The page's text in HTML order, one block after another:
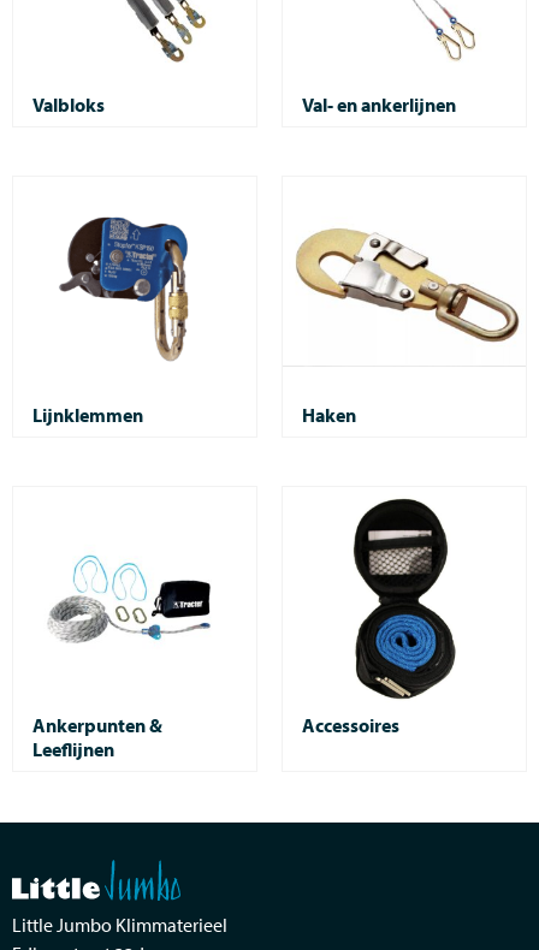
Valbloks Val- en ankerlijnen
Lijnklemmen Haken
Ankerpunten &
Leeflijnen
Accessoires
Little Jumbo Klimmaterieel